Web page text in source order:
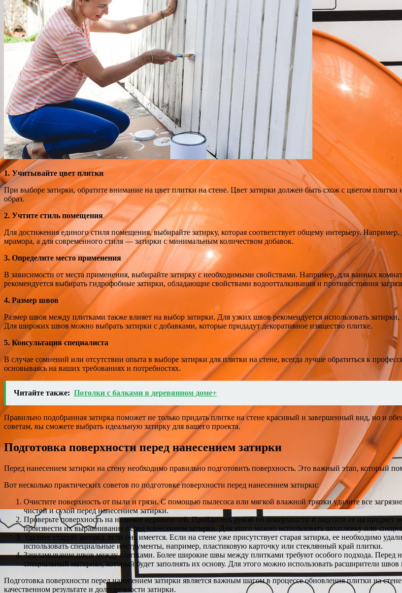
1. Учитывайте цвет плитки
При выборе затирки, обратите внимание на цвет плитки на стене. Цвет затирки должен быть схож с цветом
образ.
2. Учтите стиль помещения
Для достижения единого стиля помещения, выбирайте затирку, которая соответствует общему интерьеру.
мрамора, а для современного стиля — затирки с минимальным количеством добавок.
3. Определите место применения
В зависимости от места применения, выбирайте затирку с необходимыми свойствами. Например, для ванных комнат
рекомендуется выбирать гидрофобные затирки, обладающие свойствами водоотталкивания и противостояния
4. Размер швов
Размер швов между плитками также влияет на выбор затирки. Для узких швов рекомендуется использовать
Для широких швов можно выбрать затирки с добавками, которые придадут декоративное изящество плитке.
5. Консультация специалиста
В случае сомнений или отсутствии опыта в выборе затирки для плитки на стене, всегда лучше обратиться к
основываясь на ваших требованиях и потребностях.
Читайте также: Потолки с балками в деревянном доме+
Правильно подобранная затирка поможет не только придать плитке на стене красивый и завершенный вид, но и
советам, вы сможете выбрать идеальную затирку для вашего проекта.
Подготовка поверхности перед нанесением затирки
Перед нанесением затирки на стену необходимо правильно подготовить поверхность. Это важный этап, который
Вот несколько практических советов по подготовке поверхности перед нанесением затирки:
Очистите поверхность от пыли и грязи. С помощью пылесоса или мягкой влажной тряпки удалите все
чистой и сухой перед нанесением затирки.
Проверьте поверхность на наличие неровностей. Пройдитесь рукой по поверхности и ощутите ее на
произвести их выравнивание перед нанесением затирки. Для этого можно использовать шпатлевку или
Удалите старую затирку, если она имеется. Если на стене уже присутствует старая затирка, ее необходимо
использовать специальные инструменты, например, пластиковую карточку или стеклянный край плитки.
Зашламывание швов между плитками. Более широкие швы между плитками требуют особого подхода. Перед
специальный материал, который будет заполнять их основу. Для этого можно использовать расширители
Подготовка поверхности перед нанесением затирки является важным шагом в процессе обновления плитки на
качественном результате и долговечности затирки.